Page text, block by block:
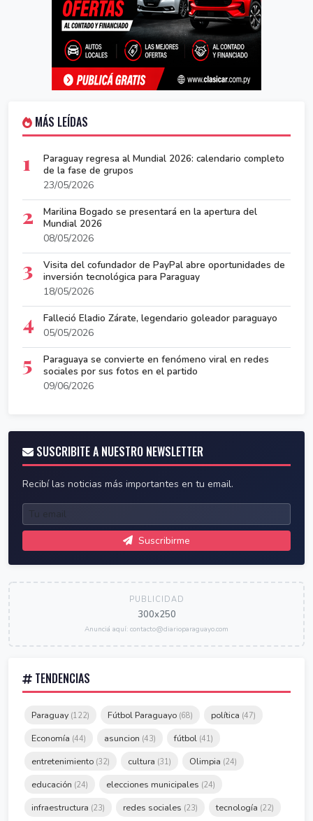
MÁS LEÍDAS
1
Paraguay regresa al Mundial 2026: calendario completo
de la fase de grupos
23/05/2026
2
Marilina Bogado se presentará en la apertura del
Mundial 2026
08/05/2026
3
Visita del cofundador de PayPal abre oportunidades de
inversión tecnológica para Paraguay
18/05/2026
4
Falleció Eladio Zárate, legendario goleador paraguayo
05/05/2026
5
Paraguaya se convierte en fenómeno viral en redes
sociales por sus fotos en el partido
09/06/2026
SUSCRIBITE A NUESTRO NEWSLETTER
Recibí las noticias más importantes en tu email.
Suscribirme
PUBLICIDAD
300x250
Anunciá aquí: contacto@diarioparaguayo.com
TENDENCIAS
Paraguay (122) Fútbol Paraguayo (68) política (47)
Economía (44) asuncion (43) fútbol (41)
entretenimiento (32) cultura (31) Olimpia (24)
educación (24) elecciones municipales (24)
infraestructura (23) redes sociales (23) tecnología (22)